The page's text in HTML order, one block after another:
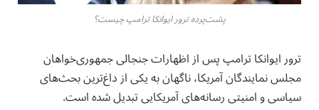
پشت‌پرده ترور ایوانکا ترامپ چیست؟
ترور ایوانکا ترامپ پس از اظهارات جنجالی جمهوری‌خواهان
مجلس نمایندگان آمریکا، ناگهان به یکی از داغ‌ترین بحث‌های
سیاسی و امنیتی رسانه‌های آمریکایی تبدیل شده است.